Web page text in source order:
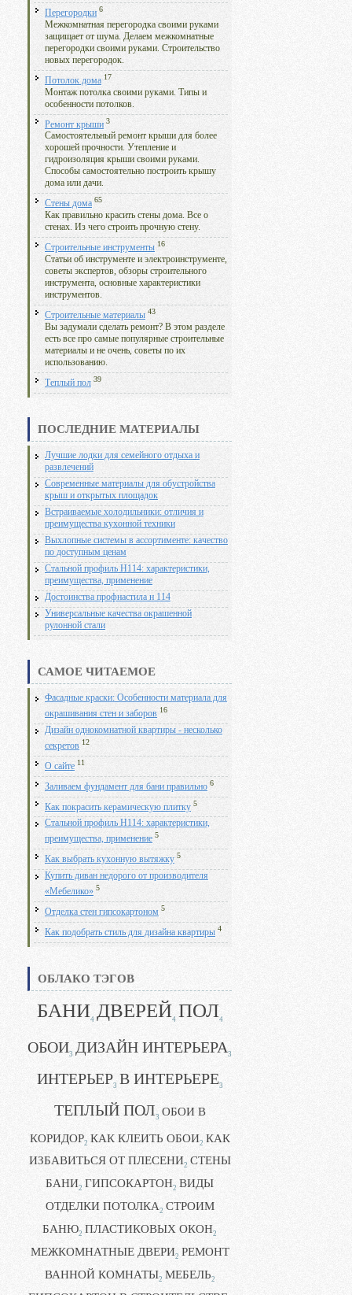
Перегородки 6
Межкомнатная перегородка своими руками
защищает от шума. Делаем межкомнатные
перегородки своими руками. Строительство
новых перегородок.
Потолок дома 17
Монтаж потолка своими руками. Типы и
особенности потолков.
Ремонт крыши 3
Самостоятельный ремонт крыши для более
хорошей прочности. Утепление и
гидроизоляция крыши своими руками.
Способы самостоятельно построить крышу
дома или дачи.
Стены дома 65
Как правильно красить стены дома. Все о
стенах. Из чего строить прочную стену.
Строительные инструменты 16
Статьи об инструменте и электроинструменте,
советы экспертов, обзоры строительного
инструмента, основные характеристики
инструментов.
Строительные материалы 43
Вы задумали сделать ремонт? В этом разделе
есть все про самые популярные строительные
материалы и не очень, советы по их
использованию.
Теплый пол 39
ПОСЛЕДНИЕ МАТЕРИАЛЫ
Лучшие лодки для семейного отдыха и
развлечений
Современные материалы для обустройства
крыш и открытых площадок
Встраиваемые холодильники: отличия и
преимущества кухонной техники
Выхлопные системы в ассортименте: качество
по доступным ценам
Стальной профиль Н114: характеристики,
преимущества, применение
Достоинства профнастила н 114
Универсальные качества окрашенной
рулонной стали
САМОЕ ЧИТАЕМОЕ
Фасадные краски: Особенности материала для
окрашивания стен и заборов 16
Дизайн однокомнатной квартиры - несколько
секретов 12
О сайте 11
Заливаем фундамент для бани правильно 6
Как покрасить керамическую плитку 5
Стальной профиль Н114: характеристики,
преимущества, применение 5
Как выбрать кухонную вытяжку 5
Купить диван недорого от производителя
«Мебелико» 5
Отделка стен гипсокартоном 5
Как подобрать стиль для дизайна квартиры 4
ОБЛАКО ТЭГОВ
БАНИ4 ДВЕРЕЙ4 ПОЛ4
ОБОИ3 ДИЗАЙН ИНТЕРЬЕРА3
ИНТЕРЬЕР3 В ИНТЕРЬЕРЕ3
ТЕПЛЫЙ ПОЛ3 ОБОИ В
КОРИДОР2 КАК КЛЕИТЬ ОБОИ2 КАК
ИЗБАВИТЬСЯ ОТ ПЛЕСЕНИ2 СТЕНЫ
БАНИ2 ГИПСОКАРТОН2 ВИДЫ
ОТДЕЛКИ ПОТОЛКА2 СТРОИМ
БАНЮ2 ПЛАСТИКОВЫХ ОКОН2
МЕЖКОМНАТНЫЕ ДВЕРИ2 РЕМОНТ
ВАННОЙ КОМНАТЫ2 МЕБЕЛЬ2